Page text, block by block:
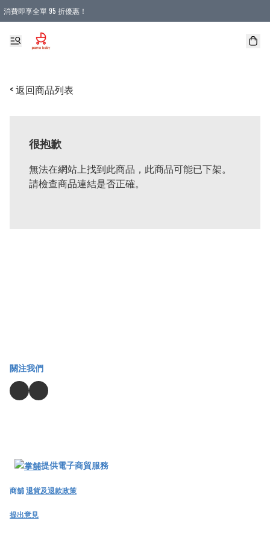
消費即享全單 95 折優惠！
購物滿 HKD 900.00即享免運費優惠！（適用於 本地送貨、本地取貨 )
< 返回商品列表
很抱歉
無法在網站上找到此商品，此商品可能已下架。
請檢查商品連結是否正確。
關注我們
提供電子商貿服務
商舖退貨及退款政策
提出意見